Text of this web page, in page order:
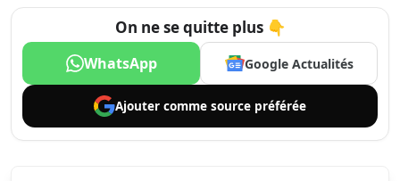
On ne se quitte plus 👇
WhatsApp Google Actualités
Ajouter comme source préférée